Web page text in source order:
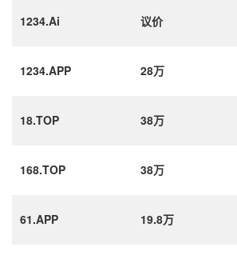
1234.Ai 议价
1234.APP 28万
18.TOP 38万
168.TOP 38万
61.APP 19.8万